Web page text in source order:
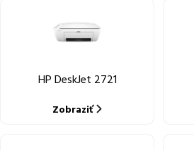
HP DeskJet 2721
Zobraziť